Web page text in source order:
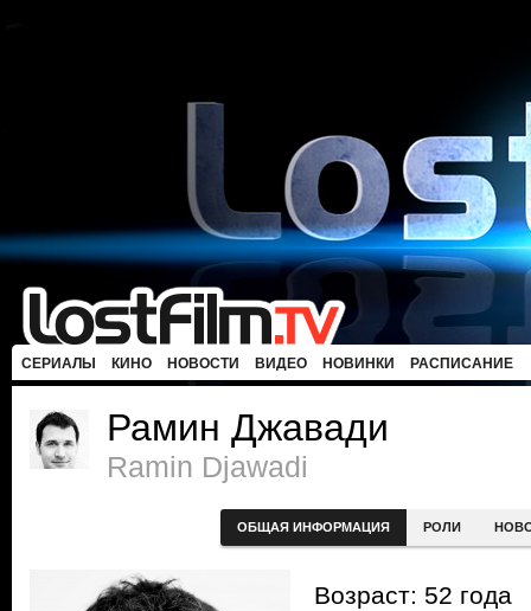
СЕРИАЛЫ КИНО НОВОСТИ ВИДЕО НОВИНКИ РАСПИСАНИЕ
Рамин Джавади
Ramin Djawadi
ОБЩАЯ ИНФОРМАЦИЯ РОЛИ
Возраст: 52 года